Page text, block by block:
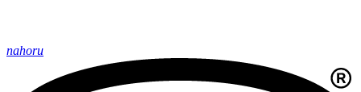
nahoru